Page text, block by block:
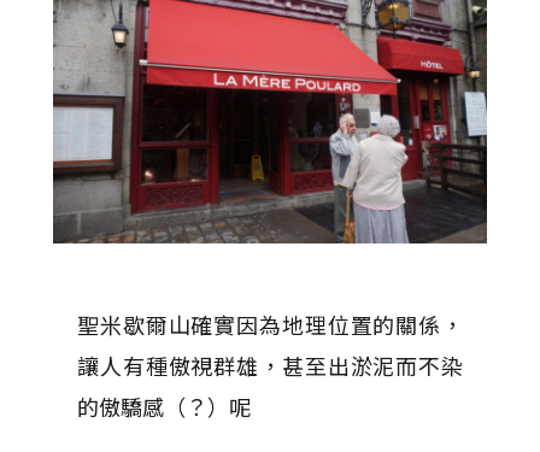
聖米歇爾山確實因為地理位置的關係，
讓人有種傲視群雄，甚至出淤泥而不染
的傲驕感（？）呢